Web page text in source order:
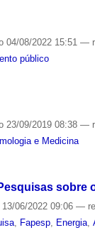
04/08/2022 15:51—
público
23/09/2019 08:38—
e Medicina
13/06/2022 09:06—
, Fapesp, Energia,